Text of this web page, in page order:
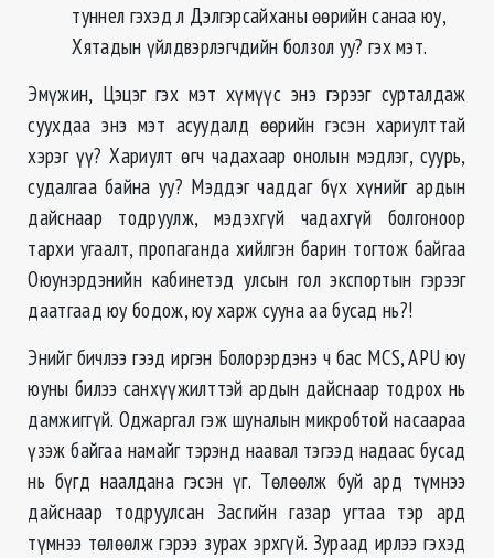
туннел гэхэд л Дэлгэрсайханы өөрийн санаа юу,
Хятадын үйлдвэрлэгчдийн болзол уу? гэх мэт.
Эмүжин, Цэцэг гэх мэт хүмүүс энэ гэрээг сурталдаж
суухдаа энэ мэт асуудалд өөрийн гэсэн хариулттай
хэрэг үү? Хариулт өгч чадахаар онолын мэдлэг, суурь,
судалгаа байна уу? Мэддэг чаддаг бүх хүнийг ардын
дайснаар тодруулж, мэдэхгүй чадахгүй болгоноор
тархи угаалт, пропаганда хийлгэн барин тогтож байгаа
Оюунэрдэнийн кабинетэд улсын гол экспортын гэрээг
даатгаад юу бодож, юу харж сууна аа бусад нь?!
Энийг бичлээ гээд иргэн Болорэрдэнэ ч бас MCS, APU юу
юуны билээ санхүүжилттэй ардын дайснаар тодрох нь
дамжиггүй. Оджаргал гэж шуналын микробтой насаараа
үзэж байгаа намайг тэрэнд наавал тэгээд надаас бусад
нь бүгд наалдана гэсэн үг. Төлөөлж буй ард түмнээ
дайснаар тодруулсан Засгийн газар угтаа тэр ард
түмнээ төлөөлж гэрээ зурах эрхгүй. Зураад ирлээ гэхэд